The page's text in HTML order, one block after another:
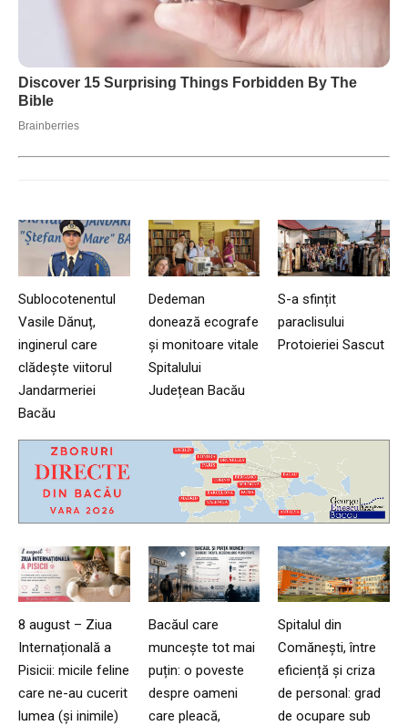
Sublocotenentul
Vasile Dănuț,
inginerul care
clădește viitorul
Jandarmeriei
Bacău
Dedeman
donează ecografe
și monitoare vitale
Spitalului
Județean Bacău
S-a sfințit
paraclisului
Protoieriei Sascut
8 august – Ziua
Internațională a
Pisicii: micile feline
care ne-au cucerit
lumea (și inimile)
Bacăul care
muncește tot mai
puțin: o poveste
despre oameni
care pleacă,
Spitalul din
Comănești, între
eficiență și criza
de personal: grad
de ocupare sub